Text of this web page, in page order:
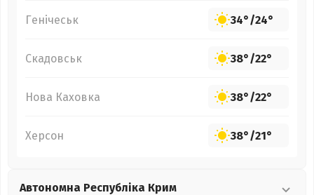
Генічеськ 34°/24°
Скадовськ 38°/22°
Нова Каховка 38°/22°
Херсон 38°/21°
Автономна Республіка Крим